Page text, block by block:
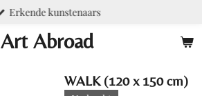
Art Abroad
Erkende kunstenaars
WALK (120 x 150 cm)